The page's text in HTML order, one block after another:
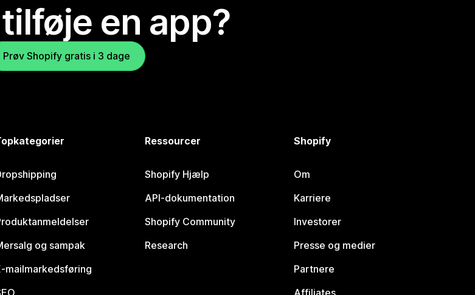
en app?
Prøv Shopify gratis i 3 dage
og sampak
mailmarkedsføring
Ressourcer
Shopify Hjælp
API-dokumentation
Shopify Community
Research
Shopify
Om
Karriere
Investorer
Presse og medier
Partnere